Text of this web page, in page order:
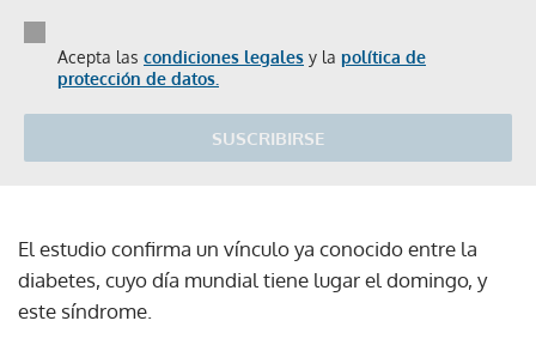
Acepta las condiciones legales y la política de
protección de datos.
SUSCRIBIRSE
El estudio confirma un vínculo ya conocido entre la
diabetes, cuyo día mundial tiene lugar el domingo, y
este síndrome.